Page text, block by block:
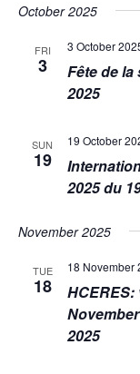
October 2025
FRI
3
Fête de la
2025
3 October
SUN
19
2025 du
19 October
November 2025
TUE
18
2025
18 November